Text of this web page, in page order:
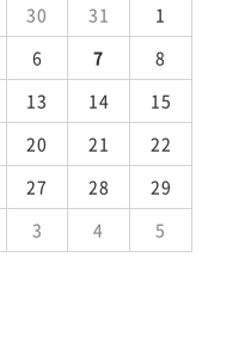
30 31
1
6 7
8
13 14
15
20 21
22
27 28
29
3 4 5